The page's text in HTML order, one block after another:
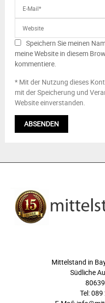
Speichern Sie meinen
meine Website in diesem
kommentiere.
* Mit der Nutzung dieses
mit der Speicherung und
Website einverstanden.
Mittelstand in
Südliche
Tel: